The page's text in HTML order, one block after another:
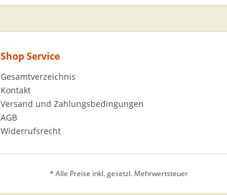
Shop Service
Gesamtverzeichnis
Kontakt
Versand und Zahlungsbedingungen
AGB
Widerrufsrecht
* Alle Preise inkl. gesetzl. Mehrwertsteuer